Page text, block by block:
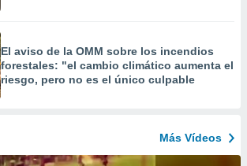
El aviso de la OMM sobre los incendios
forestales: "el cambio climático aumenta el
riesgo, pero no es el único culpable
Más Vídeos